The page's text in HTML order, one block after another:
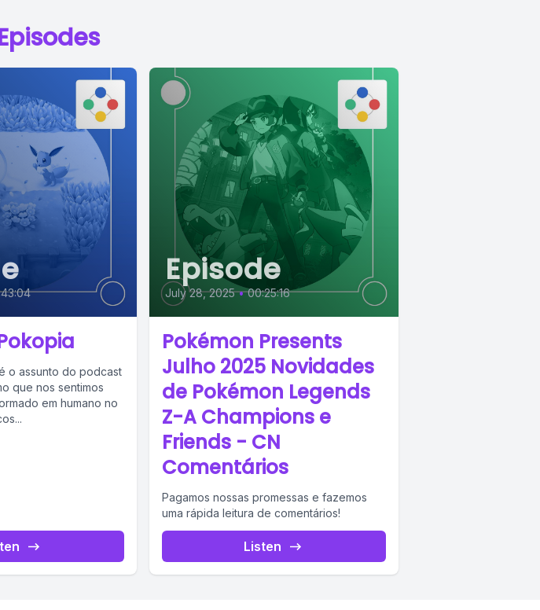
o assunto do podcast
que nos sentimos
em humano no
Episode
July 28, 2025 • 00:25:16
Pokémon Presents
Julho 2025 Novidades
de Pokémon Legends
Z-A Champions e
Friends - CN
Comentários
Pagamos nossas promessas e fazemos
uma rápida leitura de comentários!
Listen